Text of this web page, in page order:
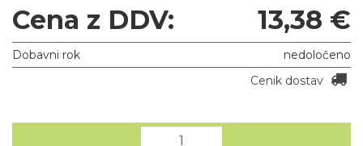
Cena z DDV: 13,38 €
Dobavni rok
nedoločeno
Cenik dostav